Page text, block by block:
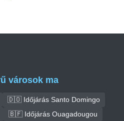
városok ma
🇩🇴 Időjárás Santo Domingo
🇧🇫 Időjárás Ouagadougou